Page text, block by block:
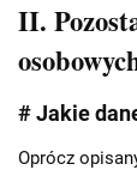
II.
# Jakie
Oprócz